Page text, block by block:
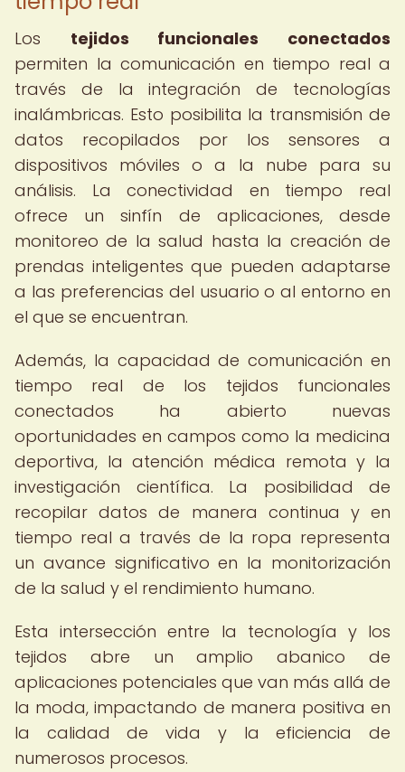
Los tejidos funcionales conectados
permiten la comunicación en tiempo real a
través de la integración de tecnologías
inalámbricas. Esto posibilita la transmisión de
datos recopilados por los sensores a
dispositivos móviles o a la nube para su
análisis. La conectividad en tiempo real
ofrece un sinfín de aplicaciones, desde
monitoreo de la salud hasta la creación de
prendas inteligentes que pueden adaptarse
a las preferencias del usuario o al entorno en
el que se encuentran.
Además, la capacidad de comunicación en
tiempo real de los tejidos funcionales
conectados ha abierto nuevas
oportunidades en campos como la medicina
deportiva, la atención médica remota y la
investigación científica. La posibilidad de
recopilar datos de manera continua y en
tiempo real a través de la ropa representa
un avance significativo en la monitorización
de la salud y el rendimiento humano.
Esta intersección entre la tecnología y los
tejidos abre un amplio abanico de
aplicaciones potenciales que van más allá de
la moda, impactando de manera positiva en
la calidad de vida y la eficiencia de
numerosos procesos.